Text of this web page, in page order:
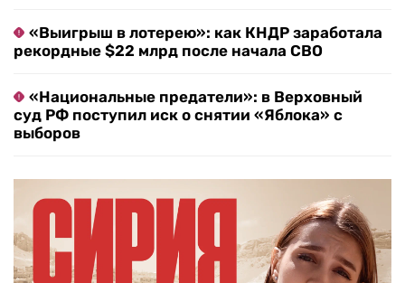
«Выигрыш в лотерею»: как КНДР заработала
рекордные $22 млрд после начала СВО
«Национальные предатели»: в Верховный
суд РФ поступил иск о снятии «Яблока» с
выборов